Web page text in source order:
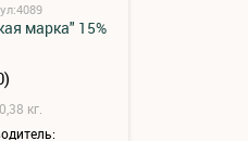
марка" 15%
кг.